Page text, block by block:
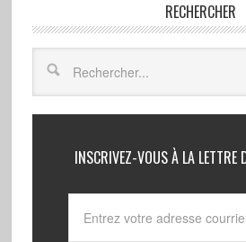
RECHERCHER
INSCRIVEZ-VOUS À LA LETTRE